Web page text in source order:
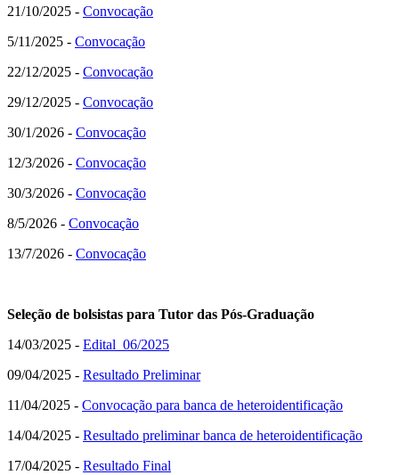
21/10/2025 - Convocação
5/11/2025 - Convocação
22/12/2025 - Convocação
29/12/2025 - Convocação
30/1/2026 - Convocação
12/3/2026 - Convocação
30/3/2026 - Convocação
8/5/2026 - Convocação
13/7/2026 - Convocação
Seleção de bolsistas para Tutor das Pós-Graduação
14/03/2025 - Edital 06/2025
09/04/2025 - Resultado Preliminar
11/04/2025 - Convocação para banca de heteroidentificação
14/04/2025 - Resultado preliminar banca de heteroidentificação
17/04/2025 - Resultado Final